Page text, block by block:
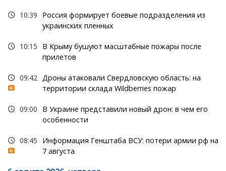
10:39
Россия формирует боевые подразделения из
украинских пленных
10:15
В Крыму бушуют масштабные пожары после
прилетов
09:42 Дроны атаковали Свердловскую область: на
территории склада Wildberries пожар
09:00
В Украине представили новый дрон: в чем его
особенности
08:45
Информация Генштаба ВСУ: потери армии рф на
7 августа